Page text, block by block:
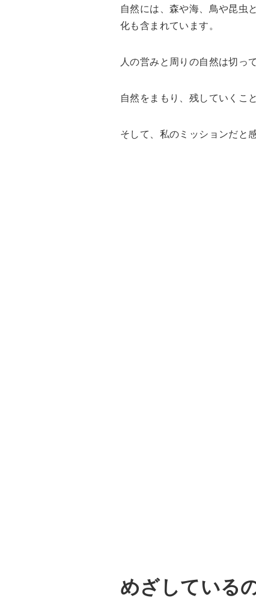
自然には、森や海、鳥や昆虫
化も含まれています。
人の営みと周りの自然は切っ
自然をまもり、残していくこ
そして、私のミッションだと
めざしている